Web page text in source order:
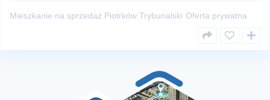
Mieszkanie na sprzedaż Piotrków Trybunalski Oferta prywatna